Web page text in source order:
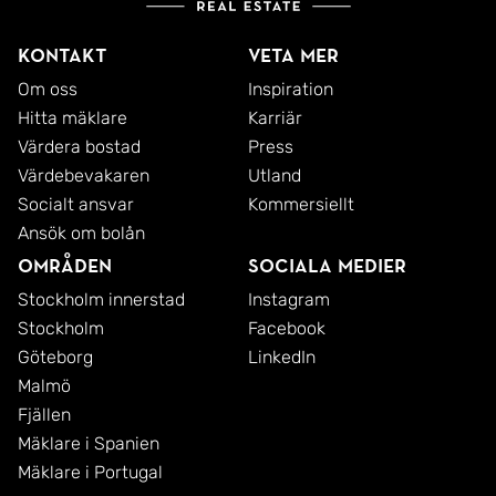
Kontakt
Om oss
Hitta mäklare
Värdera bostad
Värdebevakaren
Socialt ansvar
Ansök om bolån
Veta mer
Inspiration
Karriär
Press
Utland
Kommersiellt
Områden
Stockholm innerstad
Stockholm
Göteborg
Malmö
Fjällen
Mäklare i Spanien
Mäklare i Portugal
Sociala medier
Instagram
Facebook
LinkedIn